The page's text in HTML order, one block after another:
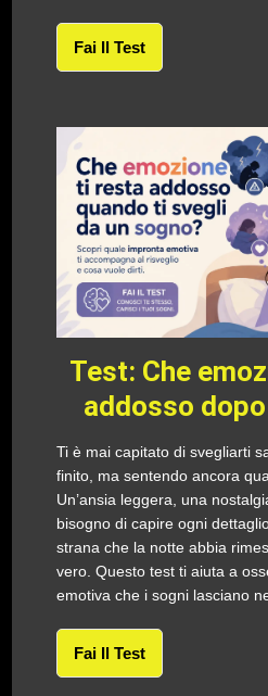
Fai Il Test
Test: Che
addosso
Ti è mai capitato di svegliarti
finito, ma sentendo ancora
Un’ansia leggera, una
bisogno di capire ogni
strana che la notte abbia
vero. Questo test ti aiuta a
emotiva che i sogni lasciano
Fai Il Test